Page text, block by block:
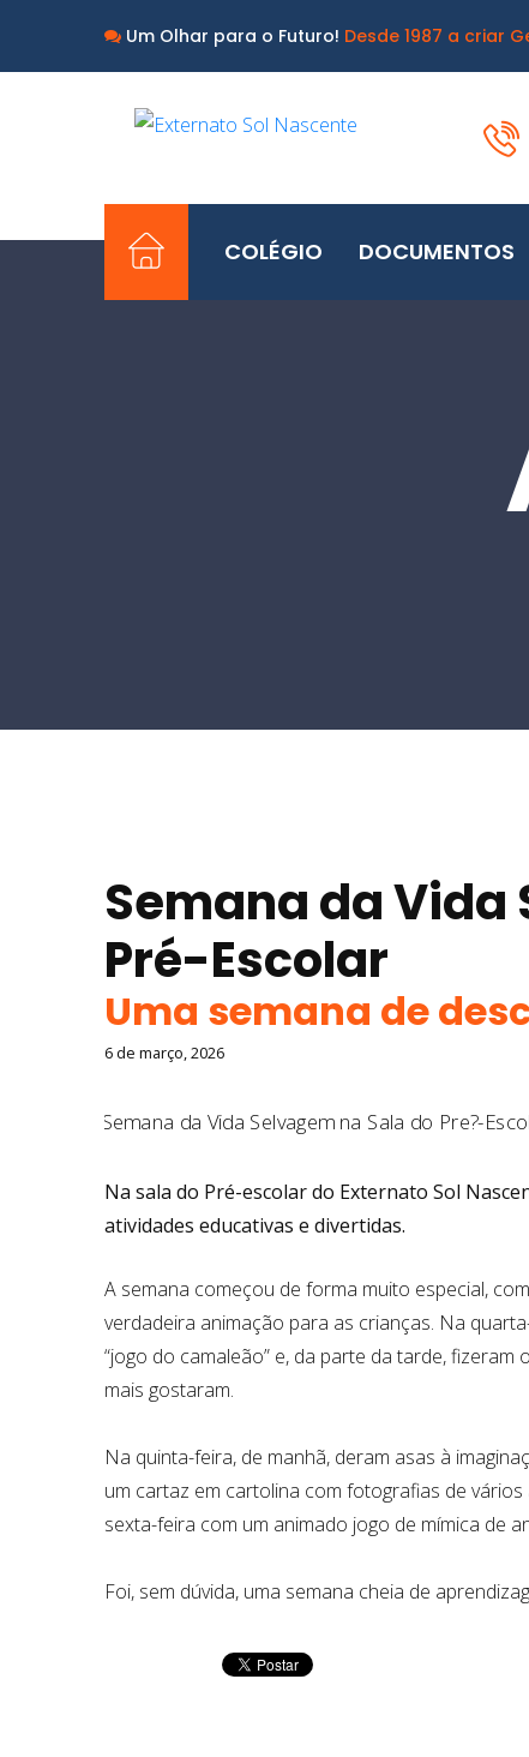
Um Olhar para o Futuro! Desde 1987 a criar
COLÉGIO DOCUMENTOS
Semana da Vida
Pré-Escolar
Uma semana de
6 de março, 2026
Na sala do Pré-escolar do Externato Sol
atividades educativas e divertidas.
A semana começou de forma muito especial,
verdadeira animação para as crianças. Na
“jogo do camaleão” e, da parte da tarde,
mais gostaram.
Na quinta-feira, de manhã, deram asas à
um cartaz em cartolina com fotografias de
sexta-feira com um animado jogo de mímica de
Foi, sem dúvida, uma semana cheia de